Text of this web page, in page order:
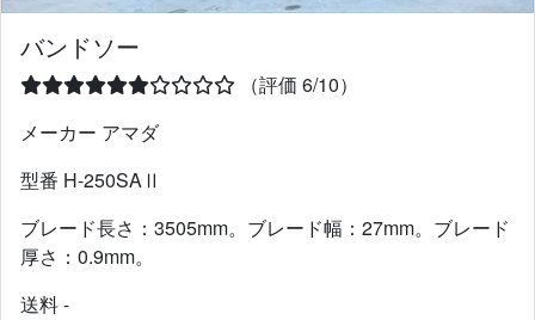
バンドソー
（評価 6/10）
メーカー アマダ
型番 H-250SAⅡ
ブレード長さ：3505mm。ブレード幅：27mm。ブレード
厚さ：0.9mm。
送料 -